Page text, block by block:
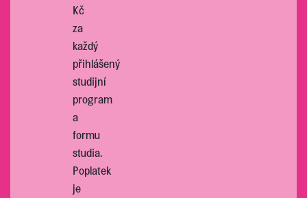
Kč
za
každý
přihlášený
studijní
program
a
formu
studia.
Poplatek
je